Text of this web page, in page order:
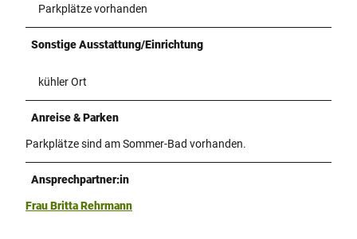
Parkplätze vorhanden
Sonstige Ausstattung/Einrichtung
kühler Ort
Anreise & Parken
Parkplätze sind am Sommer-Bad vorhanden.
Ansprechpartner:in
Frau Britta Rehrmann